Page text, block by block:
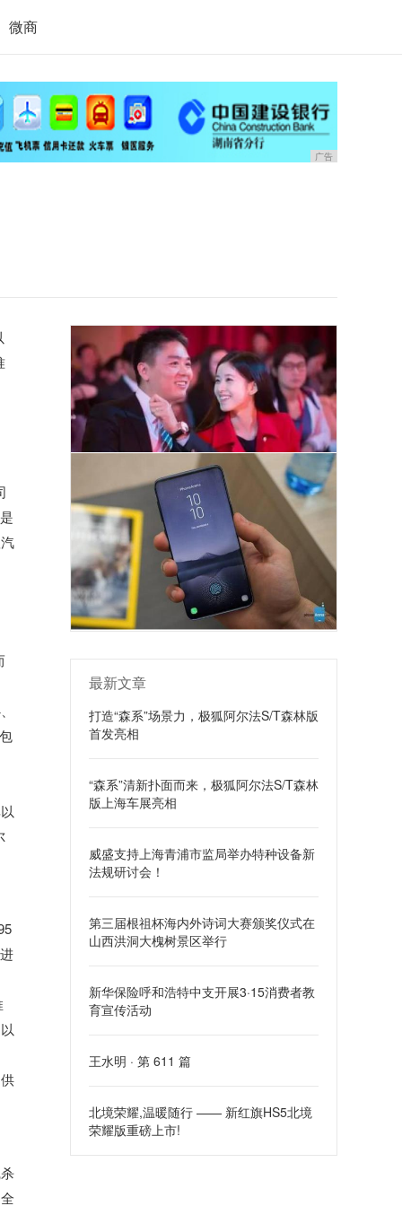
微商
广告
最新文章
打造“森系”场景力，极狐阿尔法S/T森林版
首发亮相
“森系”清新扑面而来，极狐阿尔法S/T森林
版上海车展亮相
威盛支持上海青浦市监局举办特种设备新
法规研讨会！
第三届根祖杯海内外诗词大赛颁奖仪式在
山西洪洞大槐树景区举行
新华保险呼和浩特中支开展3·15消费者教
育宣传活动
王水明 · 第 611 篇
北境荣耀,温暖随行 —— 新红旗HS5北境
荣耀版重磅上市!